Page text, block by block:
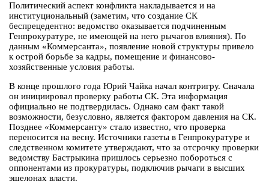
Политический аспект конфликта накладывается и на
институциональный (заметим, что создание СК
беспрецедентно: ведомство оказывается подчиненным
Генпрокуратуре, не имеющей на него рычагов влияния). По
данным «Коммерсанта», появление новой структуры привело
к острой борьбе за кадры, помещение и финансово-
хозяйственные условия работы.
В конце прошлого года Юрий Чайка начал контригру. Сначала
он инициировал проверку работы СК. Эта информация
официально не подтвердилась. Однако сам факт такой
возможности, безусловно, является фактором давления на СК.
Позднее «Коммерсанту» стало известно, что проверка
переносится на весну. Источники газеты в Генпрокуратуре и
следственном комитете утверждают, что за отсрочку проверки
ведомству Бастрыкина пришлось серьезно побороться с
оппонентами из прокуратуры, подключив рычаги в высших
эшелонах власти.